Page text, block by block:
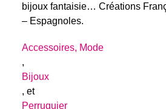
bijoux fantaisie… Créations
– Espagnoles.
Accessoires, Mode
,
Bijoux
, et
Perruquier